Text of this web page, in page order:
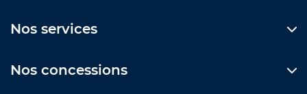
Nos services
Nos concessions